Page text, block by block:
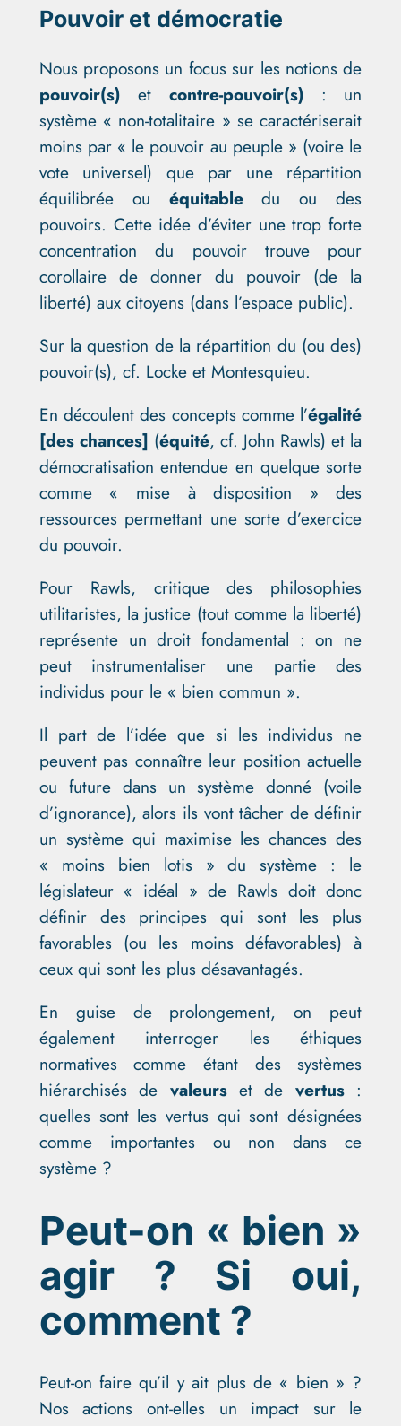
Pouvoir et démocratie
Nous proposons un focus sur les notions de
pouvoir(s)et contre-pouvoir(s) : un
système « non-totalitaire » se caractériserait
moins par « le pouvoir au peuple » (voire le
vote universel) que par une répartition
équilibrée ou équitabledu ou des
pouvoirs. Cette idée d’éviter une trop forte
concentration du pouvoir trouve pour
corollaire de donner du pouvoir (de la
liberté) aux citoyens (dans l’espace public).
Sur la question de la répartition du (ou des)
pouvoir(s), cf. Locke et Montesquieu.
En découlent des concepts comme l’égalité
[des chances] (équité, cf. John Rawls) et la
démocratisation entendue en quelque sorte
comme « mise à disposition » des
ressources permettant une sorte d’exercice
du pouvoir.
Pour Rawls, critique des philosophies
utilitaristes, la justice (tout comme la liberté)
représente un droit fondamental : on ne
peut instrumentaliser une partie des
individus pour le « bien commun ».
Il part de l’idée que si les individus ne
peuvent pas connaître leur position actuelle
ou future dans un système donné (voile
d’ignorance), alors ils vont tâcher de définir
un système qui maximise les chances des
« moins bien lotis » du système : le
législateur « idéal » de Rawls doit donc
définir des principes qui sont les plus
favorables (ou les moins défavorables) à
ceux qui sont les plus désavantagés.
En guise de prolongement, on peut
également interroger les éthiques
normatives comme étant des systèmes
hiérarchisés de valeurset de vertus:
quelles sont les vertus qui sont désignées
comme importantes ou non dans ce
système ?
Peut-on « bien »
agir ? Si oui,
comment ?
Peut-on faire qu’il y ait plus de « bien » ?
Nos actions ont-elles un impact sur le